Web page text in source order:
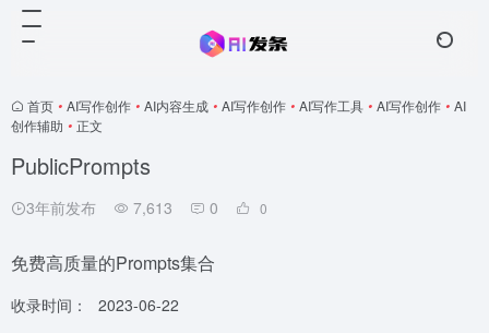
首页 • AI写作创作 • AI内容生成 • AI写作创作 • AI写作工具 • AI写作创作 • AI
创作辅助 • 正文
PublicPrompts
3年前发布 7,613 0 0
免费高质量的Prompts集合
收录时间： 2023-06-22